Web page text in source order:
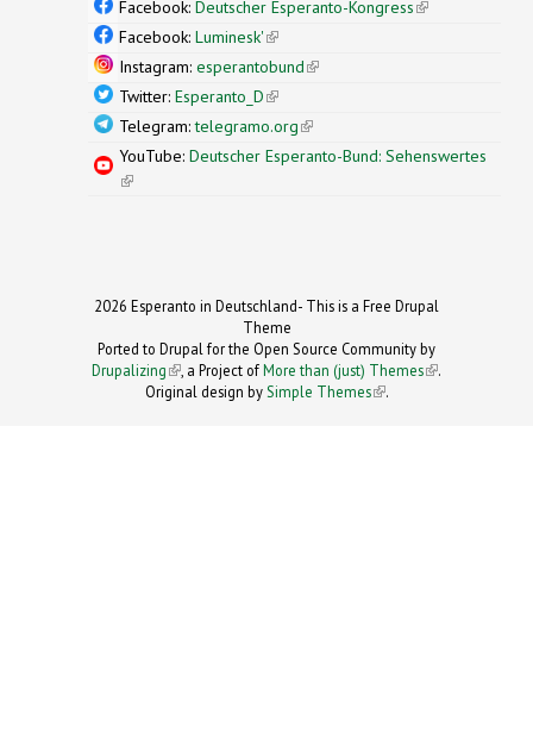
Facebook: Deutscher Esperanto-Kongress(link is
Facebook: Luminesk'(link is external)
Instagram: esperantobund(link is external)
Twitter: Esperanto_D(link is external)
Telegram:telegramo.org(link is external)
YouTube: Deutscher Esperanto-Bund: Sehenswertes
(link is external)
2026 Esperanto in Deutschland- This is a Free Drupal
Theme
Ported to Drupal for the Open Source Community by
Drupalizing(link is external)
, a Project ofMore than (just) Themes (link is
.
Original design bySimple Themes
(link is
.